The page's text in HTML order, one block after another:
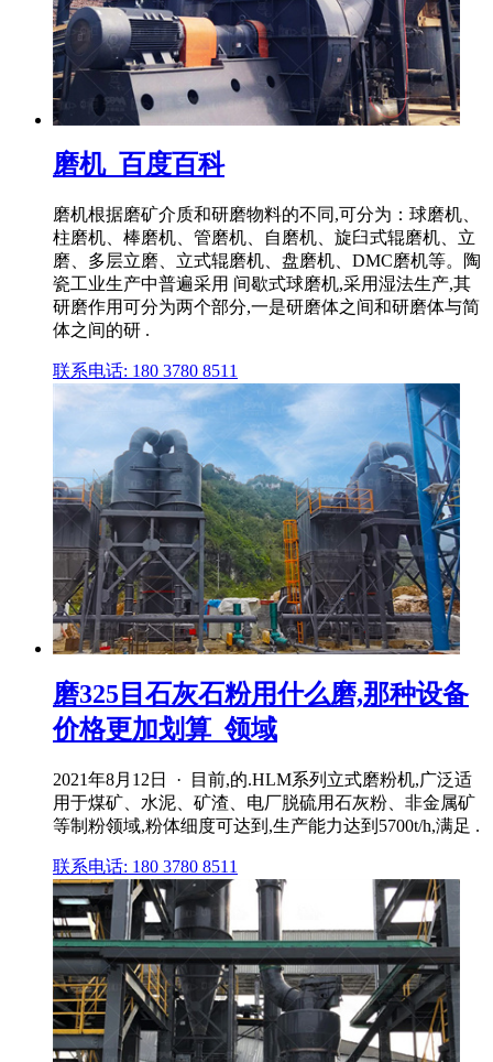
磨机_百度百科
磨机根据磨矿介质和研磨物料的不同,可分为：球磨机、
柱磨机、棒磨机、管磨机、自磨机、旋臼式辊磨机、立
磨、多层立磨、立式辊磨机、盘磨机、DMC磨机等。陶
瓷工业生产中普遍采用 间歇式球磨机,采用湿法生产,其
研磨作用可分为两个部分,一是研磨体之间和研磨体与简
体之间的研 .
联系电话: 180 3780 8511
磨325目石灰石粉用什么磨,那种设备
价格更加划算_领域
2021年8月12日 · 目前,的.HLM系列立式磨粉机,广泛适
用于煤矿、水泥、矿渣、电厂脱硫用石灰粉、非金属矿
等制粉领域,粉体细度可达到,生产能力达到5700t/h,满足 .
联系电话: 180 3780 8511